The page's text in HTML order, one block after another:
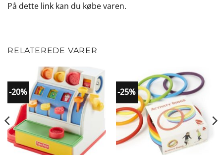
På dette link kan du købe varen.
RELATEREDE VARER
-20% -25%